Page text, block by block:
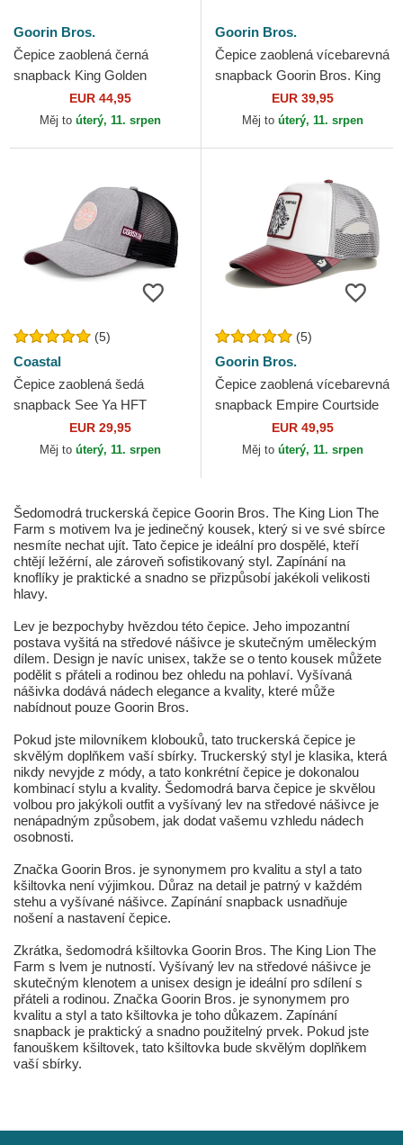
Goorin Bros.
Čepice zaoblená černá
snapback King Golden
Suede The Farm Goorin
Bros.
EUR 44,95
Měj to úterý, 11. srpen
Goorin Bros.
Čepice zaoblená vícebarevná
snapback Goorin Bros. King
Team Tiger Original Recipe
Team Pride The...
EUR 39,95
Měj to úterý, 11. srpen
(5)
Coastal
Čepice zaoblená šedá
snapback See Ya HFT
EUR 29,95
Měj to úterý, 11. srpen
(5)
Goorin Bros.
Čepice zaoblená vícebarevná
snapback Empire Courtside
The Farm Goorin Bros.
EUR 49,95
Měj to úterý, 11. srpen
Šedomodrá truckerská čepice Goorin Bros. The King Lion The
Farm s motivem lva je jedinečný kousek, který si ve své sbírce
nesmíte nechat ujít. Tato čepice je ideální pro dospělé, kteří
chtějí ležérní, ale zároveň sofistikovaný styl. Zapínání na
knoflíky je praktické a snadno se přizpůsobí jakékoli velikosti
hlavy.
Lev je bezpochyby hvězdou této čepice. Jeho impozantní
postava vyšitá na středové nášivce je skutečným uměleckým
dílem. Design je navíc unisex, takže se o tento kousek můžete
podělit s přáteli a rodinou bez ohledu na pohlaví. Vyšívaná
nášivka dodává nádech elegance a kvality, které může
nabídnout pouze Goorin Bros.
Pokud jste milovníkem klobouků, tato truckerská čepice je
skvělým doplňkem vaší sbírky. Truckerský styl je klasika, která
nikdy nevyjde z módy, a tato konkrétní čepice je dokonalou
kombinací stylu a kvality. Šedomodrá barva čepice je skvělou
volbou pro jakýkoli outfit a vyšívaný lev na středové nášivce je
nenápadným způsobem, jak dodat vašemu vzhledu nádech
osobnosti.
Značka Goorin Bros. je synonymem pro kvalitu a styl a tato
kšiltovka není výjimkou. Důraz na detail je patrný v každém
stehu a vyšívané nášivce. Zapínání snapback usnadňuje
nošení a nastavení čepice.
Zkrátka, šedomodrá kšiltovka Goorin Bros. The King Lion The
Farm s lvem je nutností. Vyšívaný lev na středové nášivce je
skutečným klenotem a unisex design je ideální pro sdílení s
přáteli a rodinou. Značka Goorin Bros. je synonymem pro
kvalitu a styl a tato kšiltovka je toho důkazem. Zapínání
snapback je praktický a snadno použitelný prvek. Pokud jste
fanouškem kšiltovek, tato kšiltovka bude skvělým doplňkem
vaší sbírky.